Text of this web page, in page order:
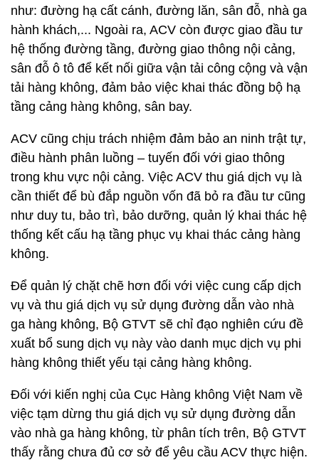
như: đường hạ cất cánh, đường lăn, sân đỗ, nhà ga
hành khách,... Ngoài ra, ACV còn được giao đầu tư
hệ thống đường tầng, đường giao thông nội cảng,
sân đỗ ô tô để kết nối giữa vận tải công cộng và vận
tải hàng không, đảm bảo việc khai thác đồng bộ hạ
tầng cảng hàng không, sân bay.
ACV cũng chịu trách nhiệm đảm bảo an ninh trật tự,
điều hành phân luồng – tuyến đối với giao thông
trong khu vực nội cảng. Việc ACV thu giá dịch vụ là
cần thiết để bù đắp nguồn vốn đã bỏ ra đầu tư cũng
như duy tu, bảo trì, bảo dưỡng, quản lý khai thác hệ
thống kết cấu hạ tầng phục vụ khai thác cảng hàng
không.
Để quản lý chặt chẽ hơn đối với việc cung cấp dịch
vụ và thu giá dịch vụ sử dụng đường dẫn vào nhà
ga hàng không, Bộ GTVT sẽ chỉ đạo nghiên cứu đề
xuất bổ sung dịch vụ này vào danh mục dịch vụ phi
hàng không thiết yếu tại cảng hàng không.
Đối với kiến nghị của Cục Hàng không Việt Nam về
việc tạm dừng thu giá dịch vụ sử dụng đường dẫn
vào nhà ga hàng không, từ phân tích trên, Bộ GTVT
thấy rằng chưa đủ cơ sở để yêu cầu ACV thực hiện.